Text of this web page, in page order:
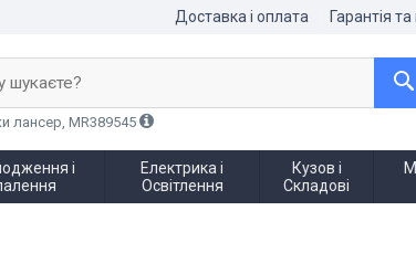
Доставка і оплата Гарантія
шукаєте?
лансер, MR389545
і
Електрика і
Освітлення
Кузов і
Складові